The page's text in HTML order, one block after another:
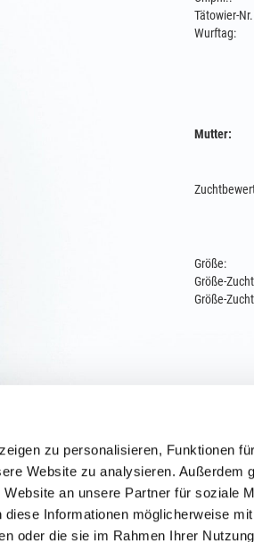
zu personalisieren, Funktionen
Website zu analysieren. Außerdem
an unsere Partner für soziale
Informationen möglicherweise
oder die sie im Rahmen Ihrer
Tätowier-
Wurftag:
Mutter:
Größe:
Größe-
Größe-